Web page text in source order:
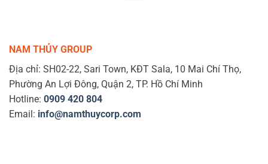
NAM THỦY GROUP
Địa chỉ: SH02-22, Sari Town, KĐT Sala, 10 Mai Chí Thọ,
Phường An Lợi Đông, Quận 2, TP. Hồ Chí Minh
Hotline: 0909 420 804
Email: info@namthuycorp.com